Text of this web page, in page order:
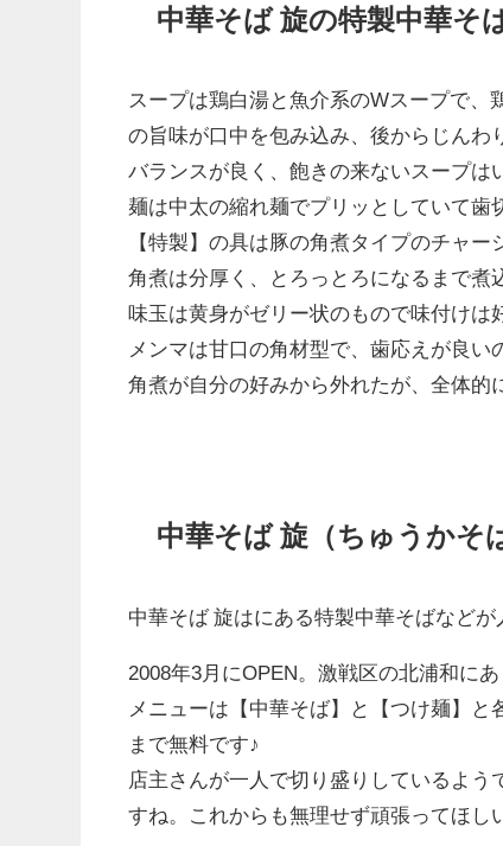
中華そば 旋の特製中華
スープは鶏白湯と魚介系のWスープで
の旨味が口中を包み込み、後からじんわ
バランスが良く、飽きの来ないスープは
麺は中太の縮れ麺でプリッとしていて歯
【特製】の具は豚の角煮タイプのチャ
角煮は分厚く、とろっとろになるまで煮
味玉は黄身がゼリー状のもので味付けは
メンマは甘口の角材型で、歯応えが良い
角煮が自分の好みから外れたが、全体的
中華そば 旋（ちゅうかそ
中華そば 旋はにある特製中華そばなどが
2008年3月にOPEN。激戦区の北浦和に
メニューは【中華そば】と【つけ麺】
まで無料です♪
店主さんが一人で切り盛りしているよ
すね。これからも無理せず頑張ってほし